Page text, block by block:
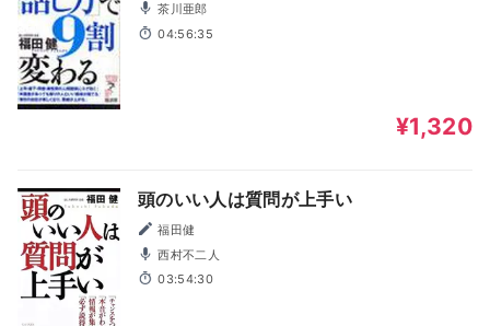
茶川亜郎
04:56:35
¥1,320
頭のいい人は質問が上手い
福田健
西村不二人
03:54:30